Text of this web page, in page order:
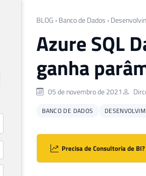
BLOG › Banco de Dados ›
Azure SQL
ganha
05 de novembro de 2021
BANCO DE DADOS
Precisa de Consultoria de BI?